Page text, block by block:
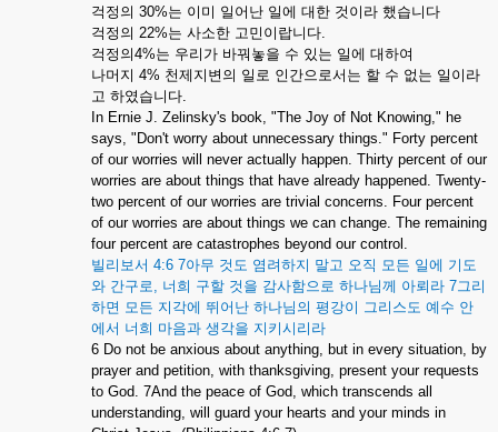
걱정의 30%는 이미 일어난 일에 대한 것이라 했습니다
걱정의 22%는 사소한 고민이랍니다
걱정의4%는 우리가 바꿔놓을 수 있는 일에 대하여
나머지 4% 천제지변의 일로 인간으로서는 할 수 없는 일이라
고 하였습니다
In Ernie J. Zelinsky's book, "The Joy of Not Knowing," he
says, "Don't worry about unnecessary things." Forty percent
of our worries will never actually happen. Thirty percent of our
worries are about things that have already happened. Twenty-
two percent of our worries are trivial concerns. Four percent
of our worries are about things we can change. The remaining
four percent are catastrophes beyond our control.
빌리보서 4:6 7아무 것도 염려하지 말고 오직 모든 일에 기도
와 간구로 너희 구할 것을 감사함으로 하나님께 아뢰라 7그리
하면 모든 지각에 뛰어난 하나님의 평강이 그리스도 예수 안
에서 너희 마음과 생각을 지키시리라
6 Do not be anxious about anything, but in every situation, by
prayer and petition, with thanksgiving, present your requests
to God. 7And the peace of God, which transcends all
understanding, will guard your hearts and your minds in